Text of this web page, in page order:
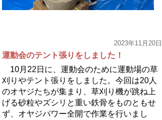
2023年11月20日
運動会のテント張りをしました！
10月22日に、運動会のために運動場の草
刈りやテント張りをしました。今回は20人
のオヤジたちが集まり、草刈り機が跳ね上
げる砂粒やズシリと重い鉄骨をものともせ
ず、オヤジパワー全開で作業を行いまし